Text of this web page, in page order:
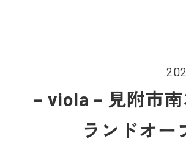
– viola – 見附市
ランドオー